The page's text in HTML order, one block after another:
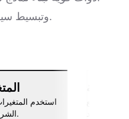
وتبسيط سير عمل العقود.
استخدم
الشرطي لإنشاء نماذج ذكية.